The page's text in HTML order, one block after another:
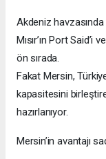
Akdeniz havzasında
Mısır’ın Port Said’i
ön sırada.
Fakat Mersin,
kapasitesini
hazırlanıyor.
Mersin’in avantajı